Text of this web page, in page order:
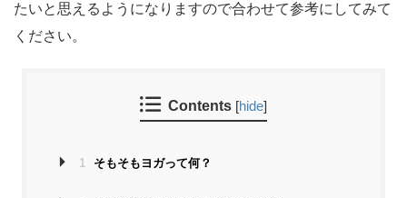
たいと思えるようになりますので合わせて参考にしてみて
ください。
Contents [hide]
1 そもそもヨガって何？